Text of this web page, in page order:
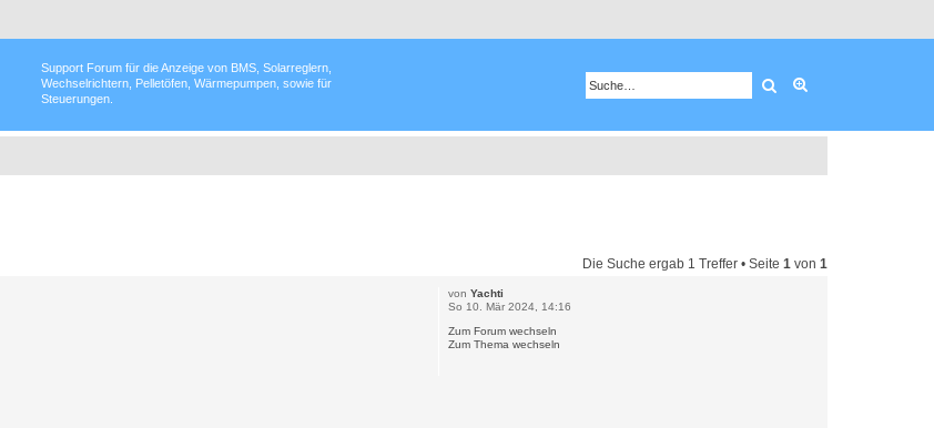
Support Forum für die Anzeige von BMS, Solarreglern,
Wechselrichtern, Pelletöfen, Wärmepumpen, sowie für
Steuerungen.
Suche
Die Suche ergab 1 Treffer • Seite 1 von 1
vonYachti
So 10. Mär 2024, 14:16
Zum Forum wechseln
Zum Thema wechseln